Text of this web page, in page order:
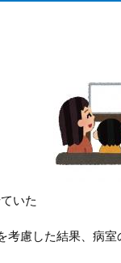
いた
考慮した結果、病室